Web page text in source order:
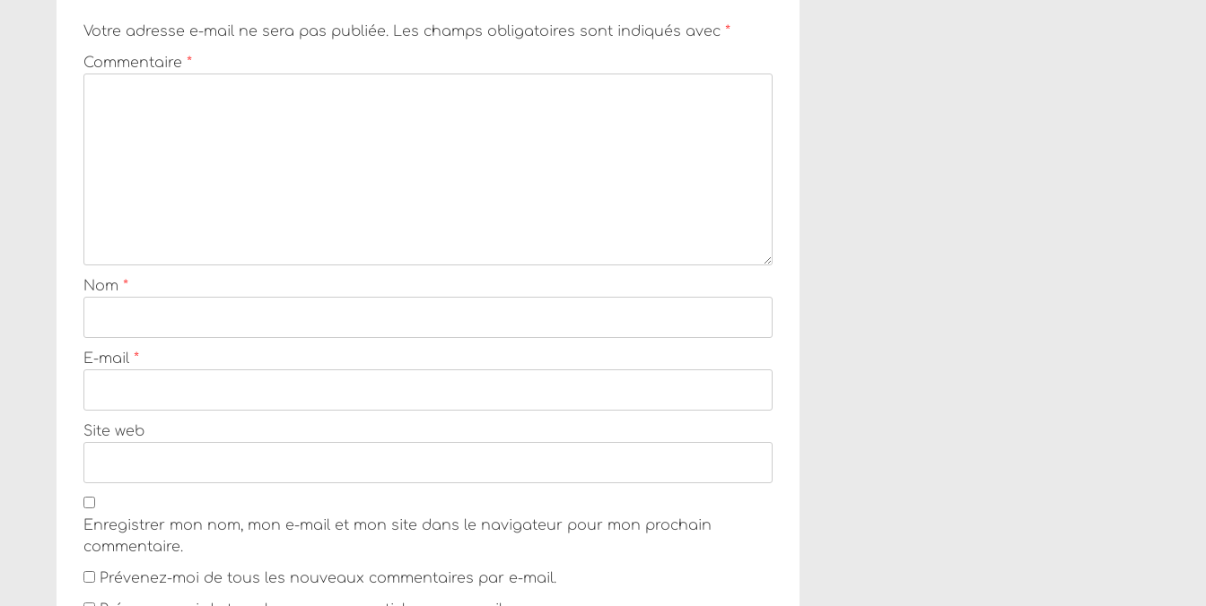
Votre adresse e-mail ne sera pas publiée. Les champs obligatoires sont indiqués avec *
Commentaire *
Nom *
E-mail *
Site web
Enregistrer mon nom, mon e-mail et mon site dans le navigateur pour mon prochain
commentaire.
Prévenez-moi de tous les nouveaux commentaires par e-mail.